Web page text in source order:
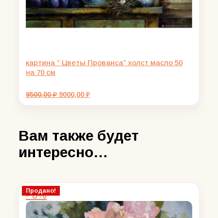
картина ” Цветы Прованса” холст масло 50
на 70 см
9500,00₽ Первоначальная
9000,00 ₽Текущая
Вам также будет
интересно…
Продано!
- 8%